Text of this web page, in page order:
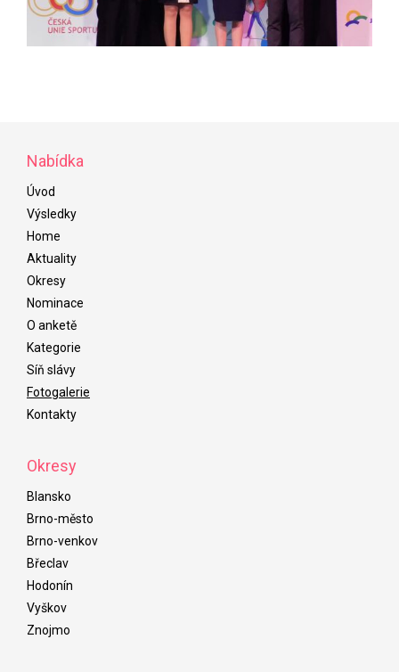
Nabídka
Úvod
Výsledky
Home
Aktuality
Okresy
Nominace
O anketě
Kategorie
Síň slávy
Fotogalerie
Kontakty
Okresy
Blansko
Brno-město
Brno-venkov
Břeclav
Hodonín
Vyškov
Znojmo